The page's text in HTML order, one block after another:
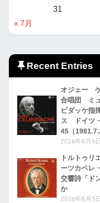
31
« 7月
Recent Entries
オジェー
合唱団 ミ
ビダッケ指
ス ドイツ
45（
2026年8月6日
トルトゥ
ーツカペレ
交響詩「ド
か
2026年8月5